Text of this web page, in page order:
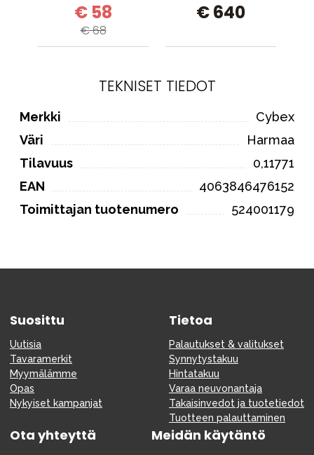
€ 58
€ 68
€ 640
TEKNISET TIEDOT
Merkki
Cybex
Väri
Harmaa
Tilavuus
0,11771
EAN
4063846476152
Toimittajan tuotenumero
524001179
Suosittu
Uutisia
Tavaramerkit
Myymälämme
Opas
Nykyiset kampanjat
Tietoa
Palautukset & valitukset
Synnytystakuu
Hintatakuu
Varaa neuvonantaja
Takaisinvedot ja tuotetiedot
Tuotteen palauttaminen
Ota yhteyttä Meidän käytäntö